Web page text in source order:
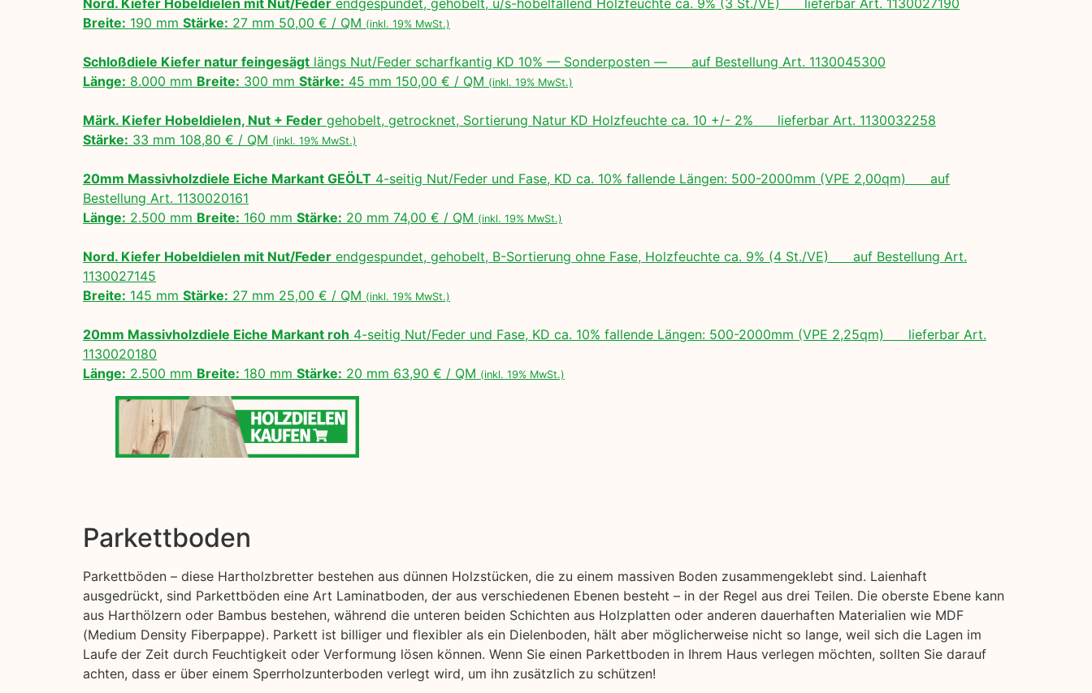
Nord. Kiefer Hobeldielen mit Nut/Feder endgespundet, gehobelt, u/s-hobelfallend Holzfeuchte ca. 9% (3 St./VE) lieferbar Art. 1130027190
Breite: 190 mm Stärke: 27 mm 50,00 € / QM (inkl. 19% MwSt.)
Schloßdiele Kiefer natur feingesägt längs Nut/Feder scharfkantig KD 10% — Sonderposten — auf Bestellung Art. 1130045300
Länge: 8.000 mm Breite: 300 mm Stärke: 45 mm 150,00 € / QM (inkl. 19% MwSt.)
Märk. Kiefer Hobeldielen, Nut + Feder gehobelt, getrocknet, Sortierung Natur KD Holzfeuchte ca. 10 +/- 2% lieferbar Art. 1130032258
Stärke: 33 mm 108,80 € / QM (inkl. 19% MwSt.)
20mm Massivholzdiele Eiche Markant GEÖLT 4-seitig Nut/Feder und Fase, KD ca. 10% fallende Längen: 500-2000mm (VPE 2,00qm) auf
Bestellung Art. 1130020161
Länge: 2.500 mm Breite: 160 mm Stärke: 20 mm 74,00 € / QM (inkl. 19% MwSt.)
Nord. Kiefer Hobeldielen mit Nut/Feder endgespundet, gehobelt, B-Sortierung ohne Fase, Holzfeuchte ca. 9% (4 St./VE) auf Bestellung Art.
1130027145
Breite: 145 mm Stärke: 27 mm 25,00 € / QM (inkl. 19% MwSt.)
20mm Massivholzdiele Eiche Markant roh 4-seitig Nut/Feder und Fase, KD ca. 10% fallende Längen: 500-2000mm (VPE 2,25qm) lieferbar Art.
1130020180
Länge: 2.500 mm Breite: 180 mm Stärke: 20 mm 63,90 € / QM (inkl. 19% MwSt.)
Parkettboden
Parkettböden – diese Hartholzbretter bestehen aus dünnen Holzstücken, die zu einem massiven Boden zusammengeklebt sind. Laienhaft
ausgedrückt, sind Parkettböden eine Art Laminatboden, der aus verschiedenen Ebenen besteht – in der Regel aus drei Teilen. Die oberste Ebene kann
aus Harthölzern oder Bambus bestehen, während die unteren beiden Schichten aus Holzplatten oder anderen dauerhaften Materialien wie MDF
(Medium Density Fiberpappe). Parkett ist billiger und flexibler als ein Dielenboden, hält aber möglicherweise nicht so lange, weil sich die Lagen im
Laufe der Zeit durch Feuchtigkeit oder Verformung lösen können. Wenn Sie einen Parkettboden in Ihrem Haus verlegen möchten, sollten Sie darauf
achten, dass er über einem Sperrholzunterboden verlegt wird, um ihn zusätzlich zu schützen!